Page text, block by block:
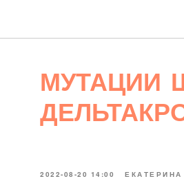
МУТАЦИИ
2022-08-20 14:00